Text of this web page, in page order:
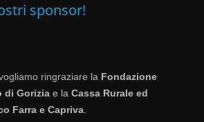
sponsor!
ringraziare la Fondazione
di Gorizia e la Cassa Rurale ed
Farra e Capriva.